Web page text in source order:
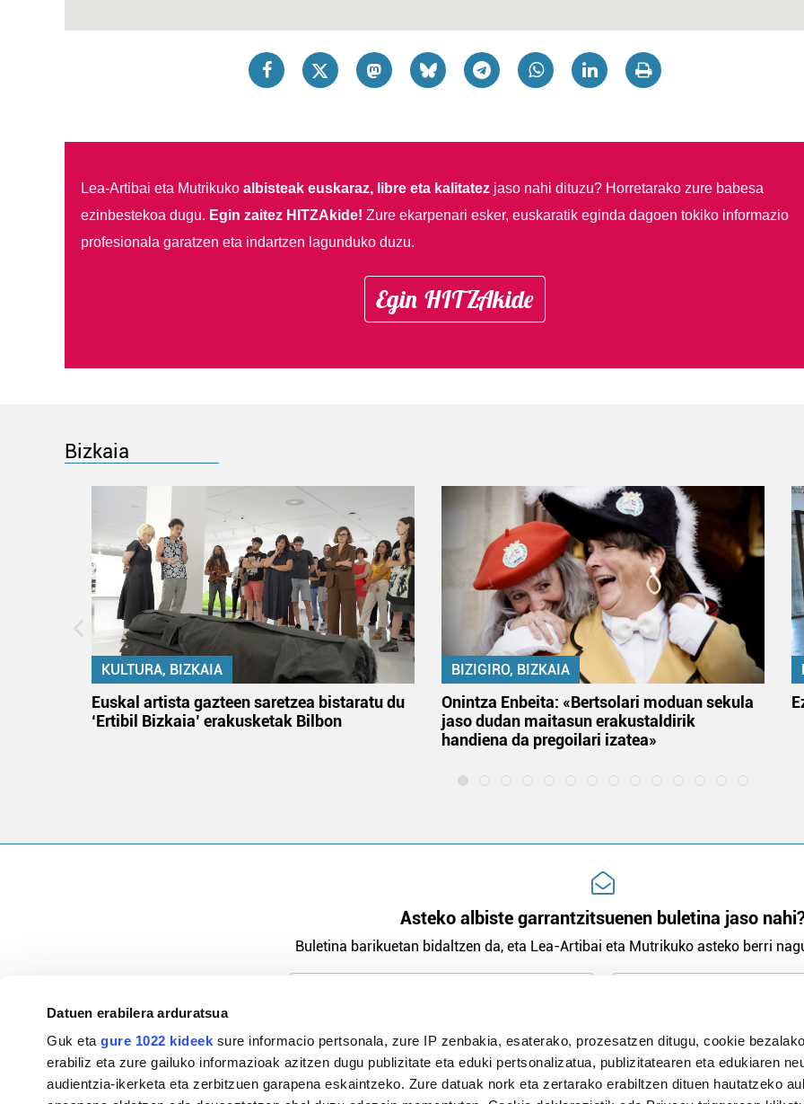
Datuen erabilera arduratsua
Guk etagure 1022 kideek sure informacio pertsonala, zure IP zenbakia, esaterako, prozesatzen ditugu, cookie
erabiliz eta zure gailuko informazioak azitzen dugu publizitate eta eduki pertsonalizatua, publizitatearen eta edukiaren
audientzia-ikerketa eta zerbitzuen garapena eskaintzeko. Zure datuak nork eta zertarako erabiltzen dituen hautatzeko
Lea-Artibai eta Mutrikuko albisteak euskaraz, libre eta kalitatezjaso nahi dituzu? Horretarako zure babesa
ezinbestekoa dugu. Egin zaitez HITZAkide! Zure ekarpenari esker, euskaratik eginda dagoen tokiko informazio
profesionala garatzen eta indartzen lagunduko duzu.
Egin HITZAkide
Bizkaia
KULTURA, BIZKAIA
Euskal artista gazteen saretzea bistaratu du
‘Ertibil Bizkaia’ erakusketak Bilbon
BIZIGIRO, BIZKAIA
Onintza Enbeita: «Bertsolari moduan sekula
jaso dudan maitasun erakustaldirik
handiena da pregoilari izatea»
Asteko albiste garrantzitsuenen buletina jaso
Buletina barikuetan bidaltzen da, eta Lea-Artibai eta Mutrikuko asteko berri